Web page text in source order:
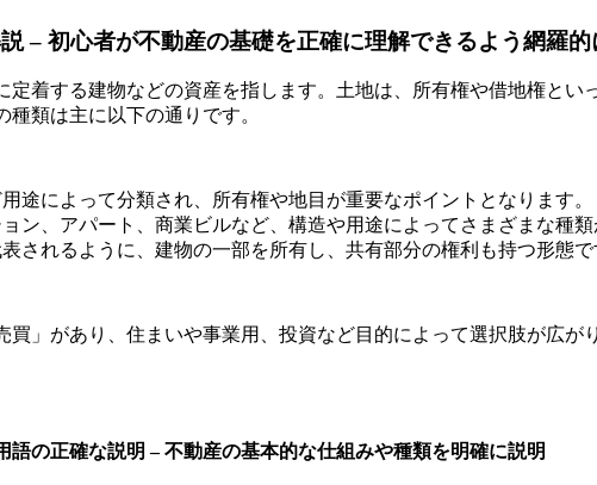
– 初心者が不動産の基礎を正確に理解できるよう網羅的
定着する建物などの資産を指します。土地は、所有権や借地権と
類は主に以下の通りです。
途によって分類され、所有権や地目が重要なポイントとなります。
ン、アパート、商業ビルなど、構造や用途によってさまざまな種類
されるように、建物の一部を所有し、共有部分の権利も持つ形態で
買」があり、住まいや事業用、投資など目的によって選択肢が広
語の正確な説明 – 不動産の基本的な仕組みや種類を明確に説明